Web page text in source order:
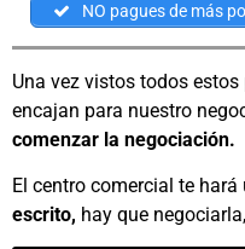
NO pagues de más
Una vez vistos todos
encajan para nuestro
comenzar la negociación.
El centro comercial te hará
escrito, hay que